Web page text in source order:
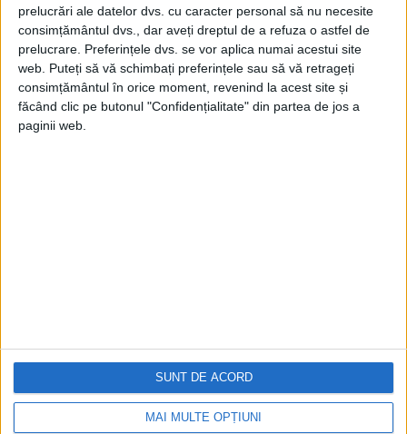
prelucrări ale datelor dvs. cu caracter personal să nu necesite
consimțământul dvs., dar aveți dreptul de a refuza o astfel de
prelucrare. Preferințele dvs. se vor aplica numai acestui site
web. Puteți să vă schimbați preferințele sau să vă retrageți
consimțământul în orice moment, revenind la acest site și
făcând clic pe butonul "Confidențialitate" din partea de jos a
paginii web.
MAI MULTE OPȚIUNI
SUNT DE ACORD
Evenimentul Zilei
Doctorul Zilei
Infoactual